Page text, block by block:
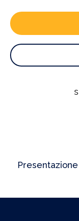
Presentazione